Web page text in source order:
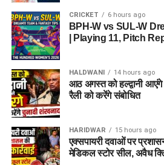
आयु सीमा में छूट (Age
सरकारी नियमानुसार आरक्षित श्रेणियों
भूतपूर्व सैनिक) के आवेदकों को अधिकतम आयु
जाएगी। दिल्ली के ओबीसी (नॉन-क्रीमी लेयर)
दिल्ली राज्य के आरक्षण का लाभ मिलेगा, जबकि
के उम्मीदवार सामान्य (General) श्रेणी के
चयन प्रक्रिया
CRICKET 6 hours ago
BPH-W vs SUL-W
| Playing 11, Pitch
HALDWANI 14 hours ago
आठ अगस्त को हल्द्वानी आएंगे
रैली को करेंगे संबोधित
HARIDWAR 15 hours ago
एक्सपायरी दवाओं पर
मेडिकल स्टोर सील, अवैध